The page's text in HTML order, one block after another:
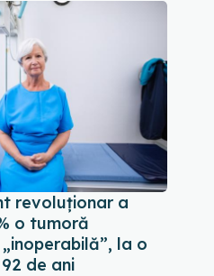
revoluționar a
o tumoră
la o
de ani